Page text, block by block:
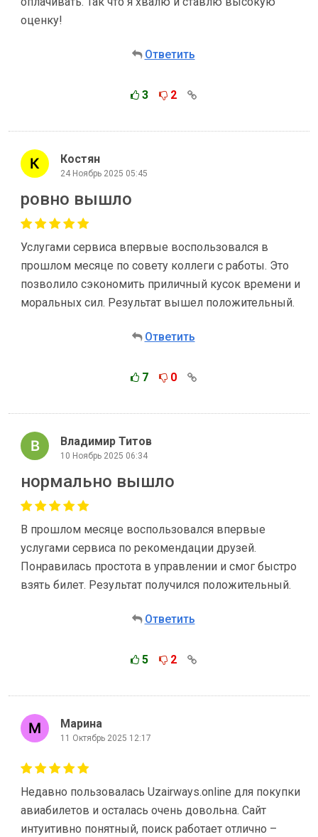
оценку!
Ответить
3 2
Костян
24 Ноябрь 2025 05:45
ровно вышло
Услугами сервиса впервые воспользовался в
прошлом месяце по совету коллеги с работы. Это
позволило сэкономить приличный кусок времени и
моральных сил. Результат вышел положительный.
Ответить
7 0
Владимир Титов
10 Ноябрь 2025 06:34
нормально вышло
В прошлом месяце воспользовался впервые
услугами сервиса по рекомендации друзей.
Понравилась простота в управлении и смог быстро
взять билет. Результат получился положительный.
Ответить
5 2
Марина
11 Октябрь 2025 12:17
Недавно пользовалась Uzairways.online для покупки
авиабилетов и осталась очень довольна. Сайт
интуитивно понятный, поиск работает отлично –